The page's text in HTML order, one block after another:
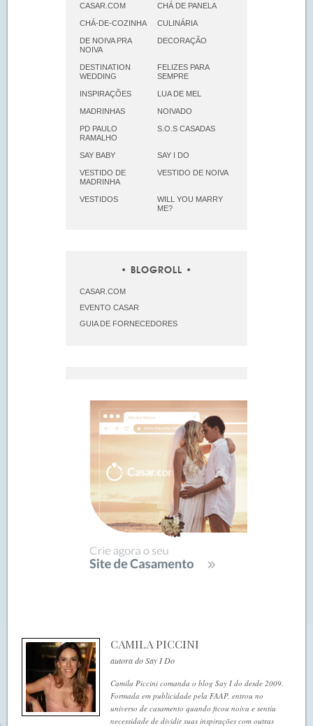
CASAR.COM CHÁ DE PANELA
CHÁ-DE-COZINHA CULINÁRIA
DE NOIVA PRA
NOIVA
DECORAÇÃO
DESTINATION
WEDDING
FELIZES PARA
SEMPRE
INSPIRAÇÕES LUA DE MEL
MADRINHAS NOIVADO
PD PAULO
RAMALHO
S.O.S CASADAS
SAY BABY SAY I DO
VESTIDO DE
MADRINHA
VESTIDO DE NOIVA
VESTIDOS
WILL YOU MARRY
ME?
BLOGROLL
CASAR.COM
EVENTO CASAR
GUIA DE FORNECEDORES
CAMILA PICCINI
autora do Say I Do
Camila Piccini comanda o blog Say I do desde 2009.
Formada em publicidade pela FAAP, entrou no
universo de casamento quando ficou noiva e sentiu
necessidade de dividir suas inspirações com outras